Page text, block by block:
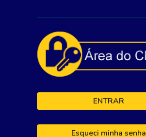
ENTRAR
Esqueci minha senha